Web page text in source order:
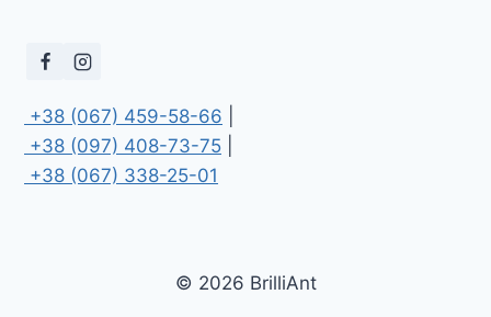
+38 (067) 459-58-66
+38 (097) 408-73-75
+38 (067) 338-25-01
© 2026 BrilliAnt